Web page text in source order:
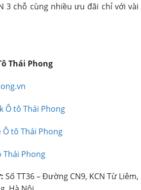
3 chỗ cùng nhiều ưu đãi chỉ với vài
Thái Phong
Ô tô Thái Phong
Ô tô Thái Phong
Thái Phong
Số TT36 – Đường CN9, KCN Từ Liêm,